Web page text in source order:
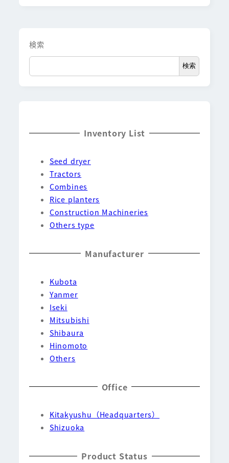
検索
検索
Inventory List
Seed dryer
Tractors
Combines
Rice planters
Construction Machineries
Others type
Manufacturer
Kubota
Yanmer
Iseki
Mitsubishi
Shibaura
Hinomoto
Others
Office
Kitakyushu（Headquarters）
Shizuoka
Product Status